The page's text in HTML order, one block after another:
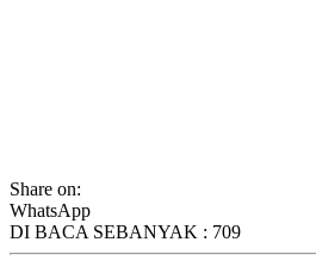
Share on:
WhatsApp
DI BACA SEBANYAK : 709